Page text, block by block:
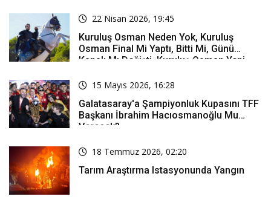
22 Nisan 2026, 19:45
Kuruluş Osman Neden Yok, Kuruluş
Osman Final Mi Yaptı, Bitti Mi, Günü
Kanalı Mı Değişti, Kuruluş Osman Yeni
15 Mayıs 2026, 16:28
Galatasaray'a Şampiyonluk Kupasını TFF
Başkanı İbrahim Hacıosmanoğlu Mu
Verecek?
18 Temmuz 2026, 02:20
Tarım Araştırma Istasyonunda Yangın